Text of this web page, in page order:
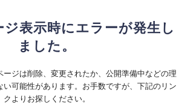
表示時にエラーが発生し
ました。
ージは削除、変更されたか、公開準備中などの理
い可能性があります。お手数ですが、下記のリン
クよりお探しください。